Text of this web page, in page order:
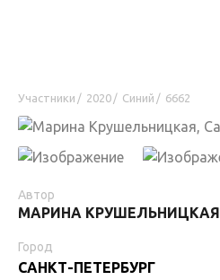
Участники / 2020 / Синий / 6662
Автор
МАРИНА КРУШЕЛЬНИЦКАЯ
Город
САНКТ-ПЕТЕРБУРГ